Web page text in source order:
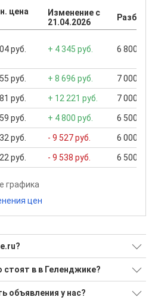
цена
Изменение с
21.04.2026
руб. + 4 345 руб. 6 800
руб. + 8 696 руб. 7 000
руб. + 12 221 руб. 7 000
руб. + 4 800 руб. 6 500
руб. - 9 527 руб. 6 000
руб. - 9 538 руб. 6 500
графика
цен
объявлений
стоят в в Геленджике?
000 Р. Максимальная цена: 202
262 Р
объявления у нас?